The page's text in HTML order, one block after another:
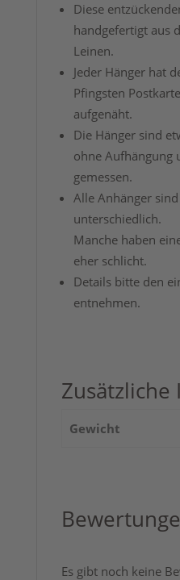
Diese
handgefertigt aus
Leinen.
Jeder Hänger hat
Pfingsten
aufgenäht.
Die Hänger sind
ohne Aufhängung
gemessen.
Alle Anhänger
unterschiedlich.
Manche haben
eher schlicht.
Details bitte den
entnehmen.
Gewicht
Es gibt noch keine